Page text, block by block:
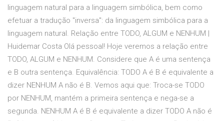
linguagem natural para a linguagem simbólica, bem como
efetuar a tradução "inversa": da linguagem simbólica para a
linguagem natural. Relação entre TODO, ALGUM e NENHUM |
Huidemar Costa Olá pessoal! Hoje veremos a relação entre
TODO, ALGUM e NENHUM. Considere que A é uma sentença
e B outra sentença. Equivalência: TODO A é B é equivalente a
dizer NENHUM A não é B. Vemos aqui que: Troca-se TODO
por NENHUM, mantém a primeira sentença e nega-se a
segunda. NENHUM A é B é equivalente a dizer TODO A não é